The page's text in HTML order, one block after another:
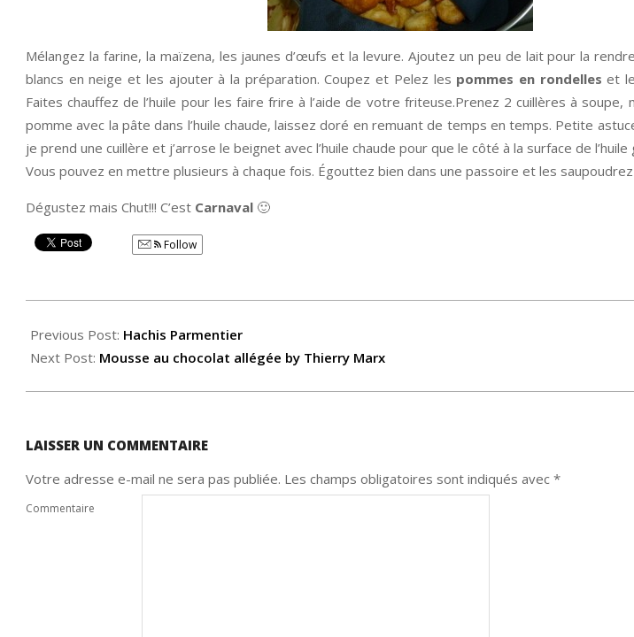
Mélangez la farine, la maïzena, les jaunes d’œufs et la levure. Ajoutez un peu de lait pour la
blancs en neige et les ajouter à la préparation. Coupez et Pelez les pommes en rondelles et
Faites chauffez de l’huile pour les faire frire à l’aide de votre friteuse.Prenez 2 cuillères à
pomme avec la pâte dans l’huile chaude, laissez doré en remuant de temps en temps. Petite
je prend une cuillère et j’arrose le beignet avec l’huile chaude pour que le côté à la surface de l’huile
Vous pouvez en mettre plusieurs à chaque fois. Égouttez bien dans une passoire et les
Dégustez mais Chut!!! C’est Carnaval 🙂
Follow
03-
04
Previous Post: Hachis Parmentier
Next Post: Mousse au chocolat allégée by Thierry Marx
LAISSER UN COMMENTAIRE
Votre adresse e-mail ne sera pas publiée. Les champs obligatoires sont indiqués avec *
Commentaire